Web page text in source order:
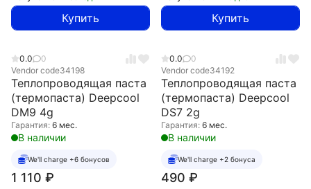
Купить Купить
0.0
0
Vendor code34198
Теплопроводящая паста
(термопаста) Deepcool
DM9 4g
Гарантия: 6 мес.
В наличии
We'll charge +6 бонусов
1 110 ₽
0.0
0
Vendor code34192
Теплопроводящая паста
(термопаста) Deepcool
DS7 2g
Гарантия: 6 мес.
В наличии
We'll charge +2 бонуса
490 ₽